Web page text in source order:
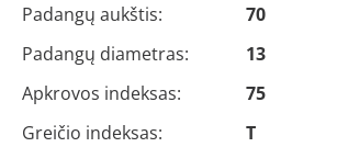
Padangų aukštis:
70
Padangų diametras:
13
Apkrovos indeksas:
75
Greičio indeksas:
T